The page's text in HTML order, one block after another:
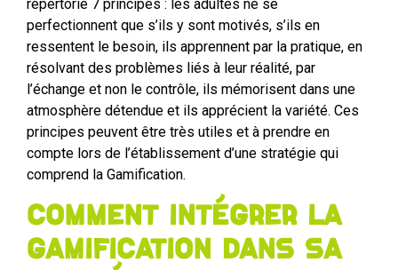
répertorie 7 principes : les adultes ne se
perfectionnent que s’ils y sont motivés, s’ils en
ressentent le besoin, ils apprennent par la pratique, en
résolvant des problèmes liés à leur réalité, par
l’échange et non le contrôle, ils mémorisent dans une
atmosphère détendue et ils apprécient la variété. Ces
principes peuvent être très utiles et à prendre en
compte lors de l’établissement d’une stratégie qui
comprend la Gamification.
Comment intégrer la
Gamification dans sa